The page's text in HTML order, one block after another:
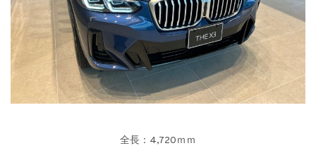
全長：4,720ｍｍ